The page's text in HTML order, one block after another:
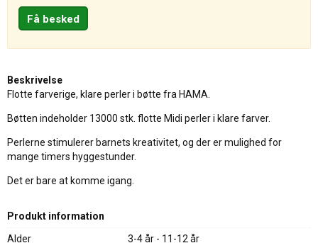
Beskrivelse
Flotte farverige, klare perler i bøtte fra HAMA.
Bøtten indeholder 13000 stk. flotte Midi perler i klare farver.
Perlerne stimulerer barnets kreativitet, og der er mulighed for
mange timers hyggestunder.
Det er bare at komme igang.
Produkt information
Alder
3-4 år - 11-12 år